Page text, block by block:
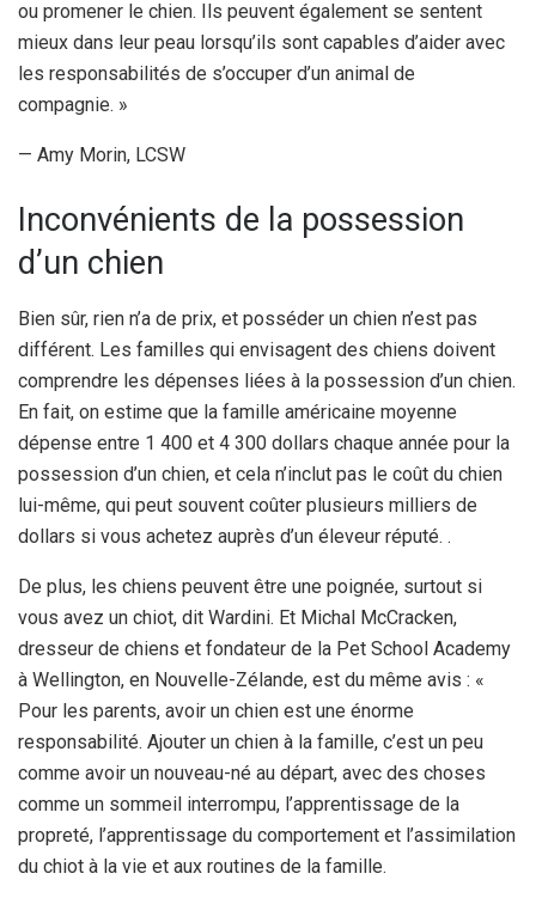
ou promener le chien. Ils peuvent également se sentent
mieux dans leur peau lorsqu’ils sont capables d’aider avec
les responsabilités de s’occuper d’un animal de
compagnie. »
— Amy Morin, LCSW
Inconvénients de la possession
d’un chien
Bien sûr, rien n’a de prix, et posséder un chien n’est pas
différent. Les familles qui envisagent des chiens doivent
comprendre les dépenses liées à la possession d’un chien.
En fait, on estime que la famille américaine moyenne
dépense entre 1 400 et 4 300 dollars chaque année pour la
possession d’un chien, et cela n’inclut pas le coût du chien
lui-même, qui peut souvent coûter plusieurs milliers de
dollars si vous achetez auprès d’un éleveur réputé. .
De plus, les chiens peuvent être une poignée, surtout si
vous avez un chiot, dit Wardini. Et Michal McCracken,
dresseur de chiens et fondateur de la Pet School Academy
à Wellington, en Nouvelle-Zélande, est du même avis : «
Pour les parents, avoir un chien est une énorme
responsabilité. Ajouter un chien à la famille, c’est un peu
comme avoir un nouveau-né au départ, avec des choses
comme un sommeil interrompu, l’apprentissage de la
propreté, l’apprentissage du comportement et l’assimilation
du chiot à la vie et aux routines de la famille.